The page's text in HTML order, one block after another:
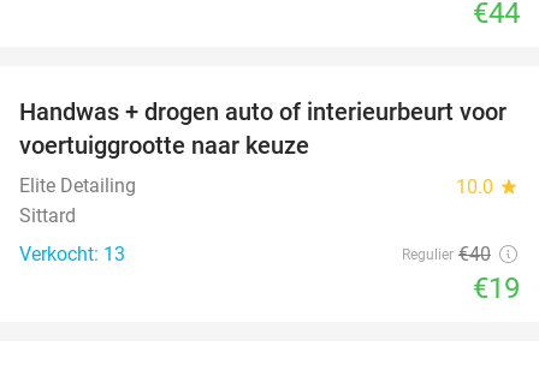
€44
53%
Handwas + drogen auto of interieurbeurt voor
voertuiggrootte naar keuze
Elite Detailing 10.0 star
Sittard
Verkocht: 13
Regulier €40
€19